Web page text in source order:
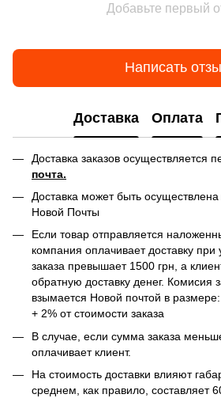
Добавьте первый
Написать
Доставка Оплата
Доставка заказов осуществляется
почта.
Доставка может быть
Новой Почты
Если товар отправляется
компания оплачивает доставку
заказа превышает 1500 грн, а
обратную доставку денег. Комисия
взымается Новой почтой в
+ 2% от стоимости заказа
В случае, если сумма заказа
оплачивает клиент.
На стоимость доставки влияют
среднем, как правило, составляет